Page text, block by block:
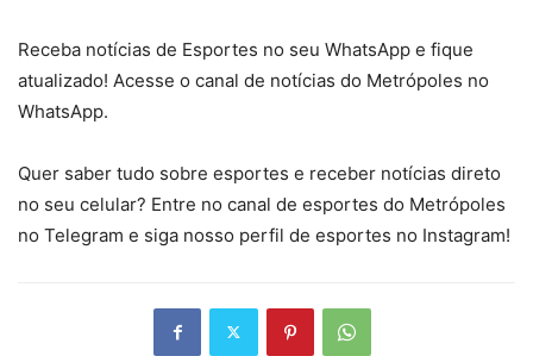
Receba notícias de Esportes no seu WhatsApp e fique
atualizado! Acesse o canal de notícias do Metrópoles no
WhatsApp.
Quer saber tudo sobre esportes e receber notícias direto
no seu celular? Entre no canal de esportes do Metrópoles
no Telegram e siga nosso perfil de esportes no Instagram!